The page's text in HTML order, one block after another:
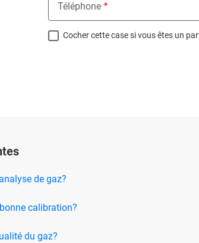
Téléphone
Cocher cette case si vous êtes un
de gaz?
calibration?
du gaz?